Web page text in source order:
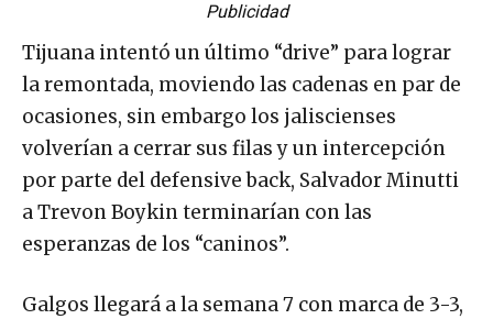
Publicidad
Tijuana intentó un último “drive” para lograr
la remontada, moviendo las cadenas en par de
ocasiones, sin embargo los jaliscienses
volverían a cerrar sus filas y un intercepción
por parte del defensive back, Salvador Minutti
a Trevon Boykin terminarían con las
esperanzas de los “caninos”.
Galgos llegará a la semana 7 con marca de 3-3,